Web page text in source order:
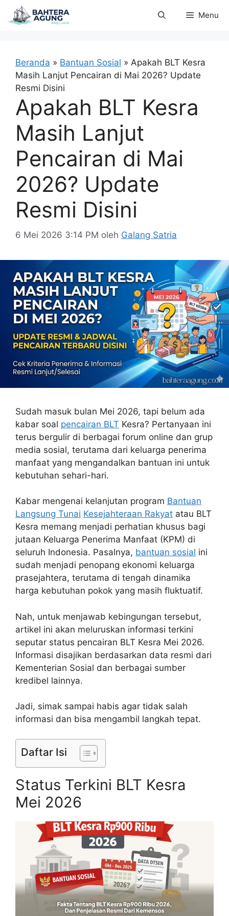
Langsung
ke
Menu
Beranda » Bantuan Sosial » Apakah BLT Kesra
Masih Lanjut Pencairan di Mai 2026? Update
Resmi Disini
Apakah BLT Kesra
Masih Lanjut
Pencairan di Mai
2026? Update
Resmi Disini
6 Mei 2026 3:14 PM oleh Galang Satria
Sudah masuk bulan Mei 2026, tapi belum ada
kabar soal pencairan BLT Kesra? Pertanyaan ini
terus bergulir di berbagai forum online dan grup
media sosial, terutama dari keluarga penerima
manfaat yang mengandalkan bantuan ini untuk
kebutuhan sehari-hari.
Kabar mengenai kelanjutan program Bantuan
Langsung Tunai Kesejahteraan Rakyat atau BLT
Kesra memang menjadi perhatian khusus bagi
jutaan Keluarga Penerima Manfaat (KPM) di
seluruh Indonesia. Pasalnya, bantuan sosial ini
sudah menjadi penopang ekonomi keluarga
prasejahtera, terutama di tengah dinamika
harga kebutuhan pokok yang masih fluktuatif.
Nah, untuk menjawab kebingungan tersebut,
artikel ini akan meluruskan informasi terkini
seputar status pencairan BLT Kesra Mei 2026.
Informasi disajikan berdasarkan data resmi dari
Kementerian Sosial dan berbagai sumber
kredibel lainnya.
Jadi, simak sampai habis agar tidak salah
informasi dan bisa mengambil langkah tepat.
Daftar Isi
Status Terkini BLT Kesra
Mei 2026